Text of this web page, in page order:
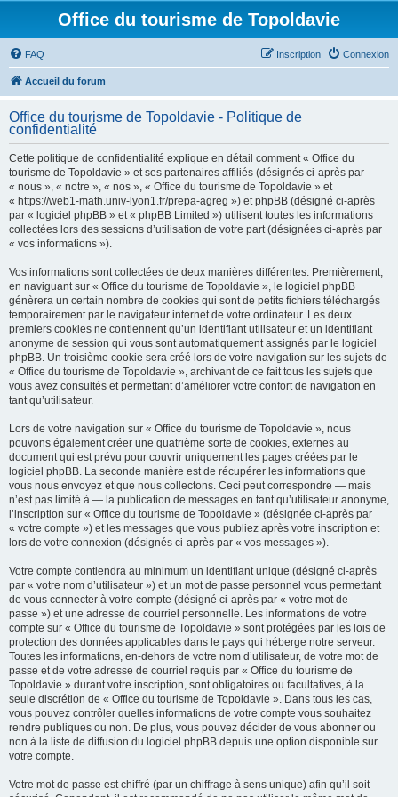
Office du tourisme de Topoldavie
FAQ Connexion
Inscription
Accueil du forum
Office du tourisme de Topoldavie - Politique de
confidentialité
Cette politique de confidentialité explique en détail comment « Office du
tourisme de Topoldavie » et ses partenaires affiliés (désignés ci-après par
« nous », « notre », « nos », « Office du tourisme de Topoldavie » et
« https://web1-math.univ-lyon1.fr/prepa-agreg ») et phpBB (désigné ci-après
par « logiciel phpBB » et « phpBB Limited ») utilisent toutes les informations
collectées lors des sessions d’utilisation de votre part (désignées ci-après par
« vos informations »).
Vos informations sont collectées de deux manières différentes. Premièrement,
en naviguant sur « Office du tourisme de Topoldavie », le logiciel phpBB
génèrera un certain nombre de cookies qui sont de petits fichiers téléchargés
temporairement par le navigateur internet de votre ordinateur. Les deux
premiers cookies ne contiennent qu’un identifiant utilisateur et un identifiant
anonyme de session qui vous sont automatiquement assignés par le logiciel
phpBB. Un troisième cookie sera créé lors de votre navigation sur les sujets de
« Office du tourisme de Topoldavie », archivant de ce fait tous les sujets que
vous avez consultés et permettant d’améliorer votre confort de navigation en
tant qu’utilisateur.
Lors de votre navigation sur « Office du tourisme de Topoldavie », nous
pouvons également créer une quatrième sorte de cookies, externes au
document qui est prévu pour couvrir uniquement les pages créées par le
logiciel phpBB. La seconde manière est de récupérer les informations que
vous nous envoyez et que nous collectons. Ceci peut correspondre — mais
n’est pas limité à — la publication de messages en tant qu’utilisateur anonyme,
l’inscription sur « Office du tourisme de Topoldavie » (désignée ci-après par
« votre compte ») et les messages que vous publiez après votre inscription et
lors de votre connexion (désignés ci-après par « vos messages »).
Votre compte contiendra au minimum un identifiant unique (désigné ci-après
par « votre nom d’utilisateur ») et un mot de passe personnel vous permettant
de vous connecter à votre compte (désigné ci-après par « votre mot de
passe ») et une adresse de courriel personnelle. Les informations de votre
compte sur « Office du tourisme de Topoldavie » sont protégées par les lois de
protection des données applicables dans le pays qui héberge notre serveur.
Toutes les informations, en-dehors de votre nom d’utilisateur, de votre mot de
passe et de votre adresse de courriel requis par « Office du tourisme de
Topoldavie » durant votre inscription, sont obligatoires ou facultatives, à la
seule discrétion de « Office du tourisme de Topoldavie ». Dans tous les cas,
vous pouvez contrôler quelles informations de votre compte vous souhaitez
rendre publiques ou non. De plus, vous pouvez décider de vous abonner ou
non à la liste de diffusion du logiciel phpBB depuis une option disponible sur
votre compte.
Votre mot de passe est chiffré (par un chiffrage à sens unique) afin qu’il soit